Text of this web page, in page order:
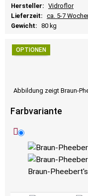
Hersteller: Vidroflor
Lieferzeit: ca. 5-7
Gewicht: 80 kg
OPTIONEN
Abbildung zeigt Braun-
Farbvariante
Braun-Pheebert's